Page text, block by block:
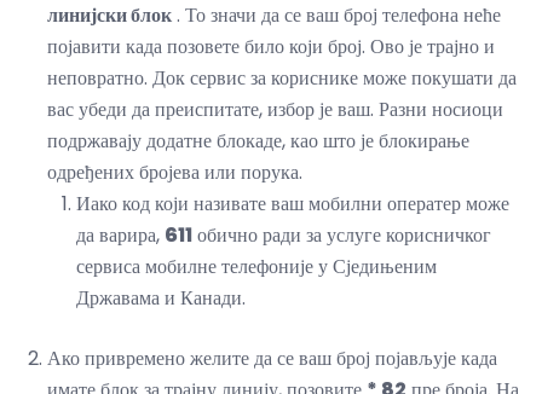
линијски блок. То значи да се ваш број телефона неће
појавити када позовете било који број. Ово је трајно и
неповратно. Док сервис за кориснике може покушати да
вас убеди да преиспитате, избор је ваш. Разни носиоци
подржавају додатне блокаде, као што је блокирање
одређених бројева или порука.
Иако код који називате ваш мобилни оператер може
да варира, 611обично ради за услуге корисничког
сервиса мобилне телефоније у Сједињеним
Државама и Канади.
Ако привремено желите да се ваш број појављује када